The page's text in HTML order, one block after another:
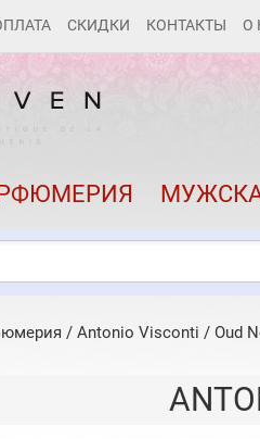
СКИДКИ КОНТАКТЫ О
/ Antonio Visconti / Oud